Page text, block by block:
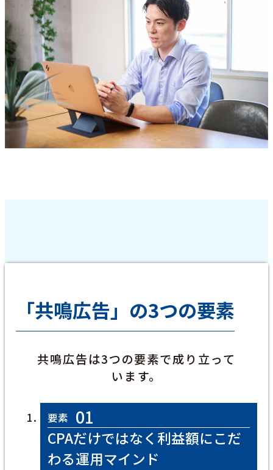
「共鳴広告」の3つの要素
共鳴広告は3つの要素で成り立って
います。
要素 01
CPAだけではなく利益額にこだ
わる運用マインド